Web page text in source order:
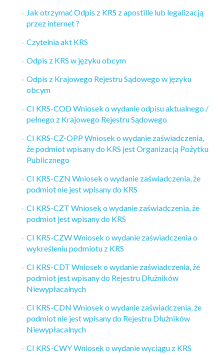
Jak otrzymać Odpis z KRS z apostille lub legalizacją
przez internet ?
Czytelnia akt KRS
Odpis z KRS w języku obcym
Odpis z Krajowego Rejestru Sądowego w języku
obcym
CI KRS-COD Wniosek o wydanie odpisu aktualnego /
pełnego z Krajowego Rejestru Sądowego
CI KRS-CZ-OPP Wniosek o wydanie zaświadczenia,
że podmiot wpisany do KRS jest Organizacją Pożytku
Publicznego
CI KRS-CZN Wniosek o wydanie zaświadczenia, że
podmiot nie jest wpisany do KRS
CI KRS-CZT Wniosek o wydanie zaświadczenia, że
podmiot jest wpisany do KRS
CI KRS-CZW Wniosek o wydanie zaświadczenia o
wykreśleniu podmiotu z KRS
CI KRS-CDT Wniosek o wydanie zaświadczenia, że
podmiot jest wpisany do Rejestru Dłużników
Niewypłacalnych
CI KRS-CDN Wniosek o wydanie zaświadczenia, że
podmiot nie jest wpisany do Rejestru Dłużników
Niewypłacalnych
CI KRS-CWY Wniosek o wydanie wyciągu z KRS